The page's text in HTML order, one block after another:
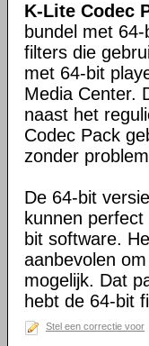
K-Lite Codec
bundel met
filters die
met 64-bit
Media Center.
naast het
Codec Pack
zonder
De 64-bit
kunnen
bit software.
aanbevolen
mogelijk. Dat
hebt de 64-bit
Stel een correctie voor